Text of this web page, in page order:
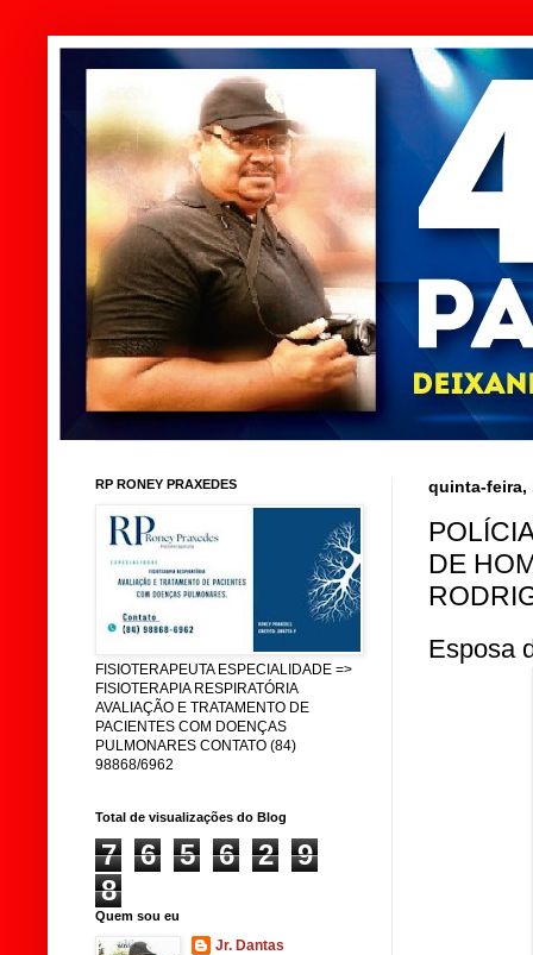
quinta-feira,
DE
Esposa
RP RONEY PRAXEDES
FISIOTERAPEUTA ESPECIALIDADE =>
FISIOTERAPIA RESPIRATÓRIA
AVALIAÇÃO E TRATAMENTO DE
PACIENTES COM DOENÇAS
PULMONARES CONTATO (84)
98868/6962
Total de visualizações do Blog
7 6 5 6 2
9
8
Quem sou eu
Jr. Dantas